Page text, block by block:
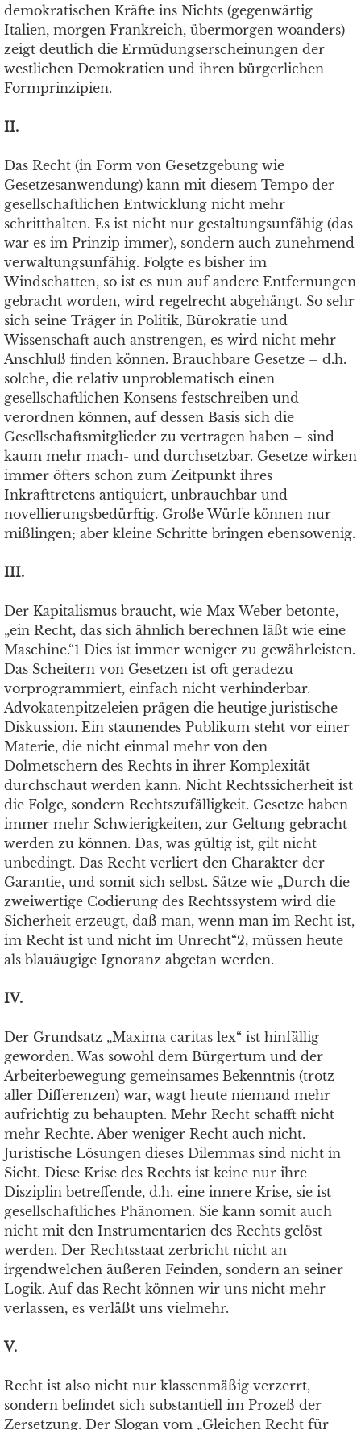
demokratischen Kräfte ins Nichts (gegenwärtig
Italien, morgen Frankreich, übermorgen woanders)
zeigt deutlich die Ermüdungserscheinungen der
westlichen Demokratien und ihren bürgerlichen
Formprinzipien.
II.
Das Recht (in Form von Gesetzgebung wie
Gesetzesanwendung) kann mit diesem Tempo der
gesellschaftlichen Entwicklung nicht mehr
schritthalten. Es ist nicht nur gestaltungsunfähig (das
war es im Prinzip immer), sondern auch zunehmend
verwaltungsunfähig. Folgte es bisher im
Windschatten, so ist es nun auf andere Entfernungen
gebracht worden, wird regelrecht abgehängt. So sehr
sich seine Träger in Politik, Bürokratie und
Wissenschaft auch anstrengen, es wird nicht mehr
Anschluß finden können. Brauchbare Gesetze – d.h.
solche, die relativ unproblematisch einen
gesellschaftlichen Konsens festschreiben und
verordnen können, auf dessen Basis sich die
Gesellschaftsmitglieder zu vertragen haben – sind
kaum mehr mach- und durchsetzbar. Gesetze wirken
immer öfters schon zum Zeitpunkt ihres
Inkrafttretens antiquiert, unbrauchbar und
novellierungsbedürftig. Große Würfe können nur
mißlingen; aber kleine Schritte bringen ebensowenig.
III.
Der Kapitalismus braucht, wie Max Weber betonte,
„ein Recht, das sich ähnlich berechnen läßt wie eine
Maschine.“1 Dies ist immer weniger zu gewährleisten.
Das Scheitern von Gesetzen ist oft geradezu
vorprogrammiert, einfach nicht verhinderbar.
Advokatenpitzeleien prägen die heutige juristische
Diskussion. Ein staunendes Publikum steht vor einer
Materie, die nicht einmal mehr von den
Dolmetschern des Rechts in ihrer Komplexität
durchschaut werden kann. Nicht Rechtssicherheit ist
die Folge, sondern Rechtszufälligkeit. Gesetze haben
immer mehr Schwierigkeiten, zur Geltung gebracht
werden zu können. Das, was gültig ist, gilt nicht
unbedingt. Das Recht verliert den Charakter der
Garantie, und somit sich selbst. Sätze wie „Durch die
zweiwertige Codierung des Rechtssystem wird die
Sicherheit erzeugt, daß man, wenn man im Recht ist,
im Recht ist und nicht im Unrecht“2, müssen heute
als blauäugige Ignoranz abgetan werden.
IV.
Der Grundsatz „Maxima caritas lex“ ist hinfällig
geworden. Was sowohl dem Bürgertum und der
Arbeiterbewegung gemeinsames Bekenntnis (trotz
aller Differenzen) war, wagt heute niemand mehr
aufrichtig zu behaupten. Mehr Recht schafft nicht
mehr Rechte. Aber weniger Recht auch nicht.
Juristische Lösungen dieses Dilemmas sind nicht in
Sicht. Diese Krise des Rechts ist keine nur ihre
Disziplin betreffende, d.h. eine innere Krise, sie ist
gesellschaftliches Phänomen. Sie kann somit auch
nicht mit den Instrumentarien des Rechts gelöst
werden. Der Rechtsstaat zerbricht nicht an
irgendwelchen äußeren Feinden, sondern an seiner
Logik. Auf das Recht können wir uns nicht mehr
verlassen, es verläßt uns vielmehr.
V.
Recht ist also nicht nur klassenmäßig verzerrt,
sondern befindet sich substantiell im Prozeß der
Zersetzung. Der Slogan vom „Gleichen Recht für